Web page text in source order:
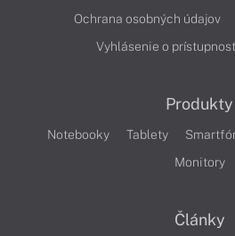
Ochrana osobných údajov
Vyhlásenie o
Produkty
Notebooky Tablety
Monitory
Články